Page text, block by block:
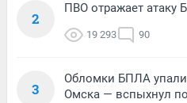
2
ПВО отражает атаку
19 293 90
3
Обломки БПЛА упали
Омска — вспыхнул